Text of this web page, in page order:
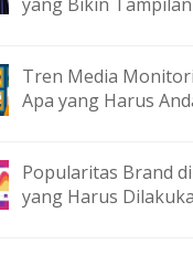
Tren Media
Apa yang Harus
Popularitas Brand
yang Harus